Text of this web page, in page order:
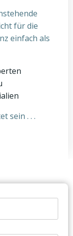
für die
einfach als
sein . . .